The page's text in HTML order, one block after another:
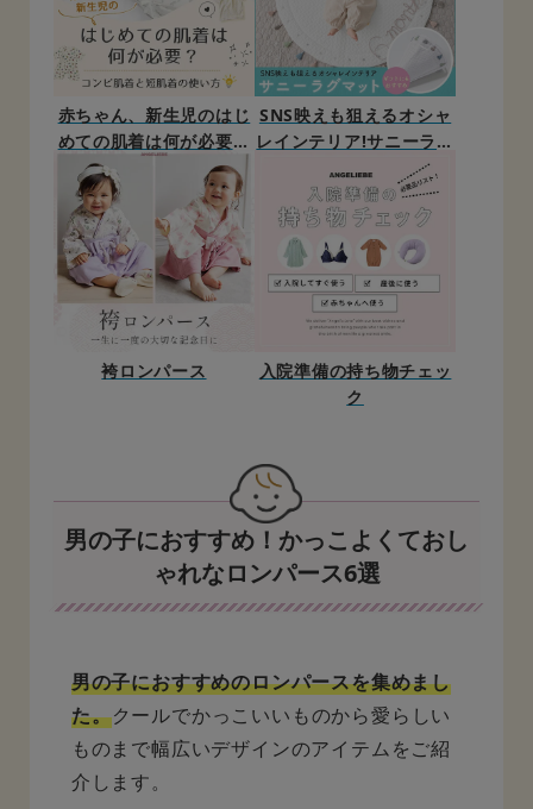
赤ちゃん、新生児のはじ
めての肌着は何が必要？
コンビ肌着と短肌着の使
SNS映えも狙えるオシャ
レインテリア!サニーラグ
マット
袴ロンパース
入院準備の持ち物チェッ
ク
男の子におすすめ！かっこよくておし
ゃれなロンパース6選
男の子におすすめのロンパースを集めまし
た。クールでかっこいいものから愛らしい
ものまで幅広いデザインのアイテムをご紹
介します。